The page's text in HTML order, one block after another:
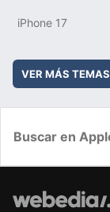
iPhone 17
VER MÁS TEMAS